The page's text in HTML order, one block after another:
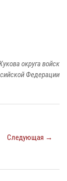
округа войск
Федерации
Следующая →